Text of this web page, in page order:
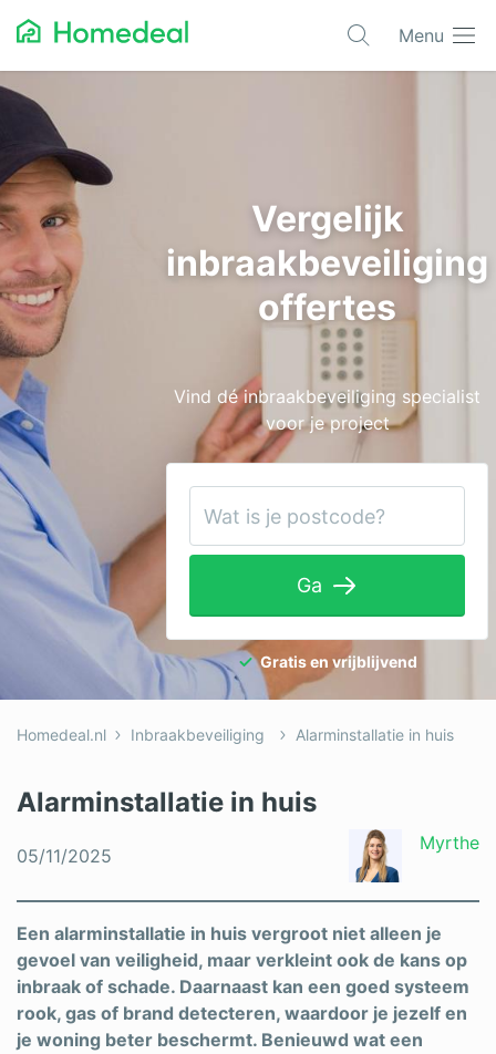
Menu
Populaire projecten
Asbest verwijderen
Dakbedekking
Dakkapel
Glas
Isolatie
Laadpalen
Schilderwerk
Tuinaanleg
Ventilatie
Warmtepomp
Wellness
Zonnepanelen
Overige projecten
Vergelijk
inbraakbeveiliging
offertes
Vind dé inbraakbeveiliging specialist
voor je project
Ga
Gratis en vrijblijvend
Homedeal.nl Inbraakbeveiliging Alarminstallatie in huis
Alarminstallatie in huis
05/11/2025
Myrthe
Een alarminstallatie in huis vergroot niet alleen je
gevoel van veiligheid, maar verkleint ook de kans op
inbraak of schade. Daarnaast kan een goed systeem
rook, gas of brand detecteren, waardoor je jezelf en
je woning beter beschermt. Benieuwd wat een